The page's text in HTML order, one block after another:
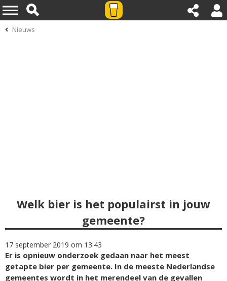
Nieuws
Welk bier is het populairst in jouw
gemeente?
17 september 2019 om 13:43
Er is opnieuw onderzoek gedaan naar het meest
getapte bier per gemeente. In de meeste Nederlandse
gemeentes wordt in het merendeel van de gevallen